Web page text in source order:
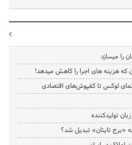
میسازد
هزینه‌ های اجرا را کاهش میدهد!
لوکس تا کفپوش‌های اقتصادی
تولیدکننده
«برج تایتان» تبدیل شد؟